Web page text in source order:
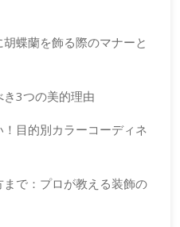
蝶蘭を飾る際のマナーと
3つの美的理由
目的別カラーコーディネ
で：プロが教える装飾の